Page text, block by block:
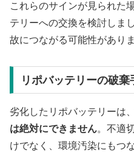
これらのサインが見られた
テリーへの交換を検討しま
故につながる可能性がありま
リポバッテリーの破棄
劣化したリポバッテリーは、
は絶対にできません。不適
けでなく、環境汚染にもつ